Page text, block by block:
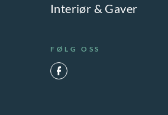
Interiør & Gaver
FØLG OSS